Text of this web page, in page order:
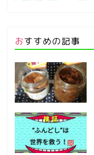
おすすめの記事